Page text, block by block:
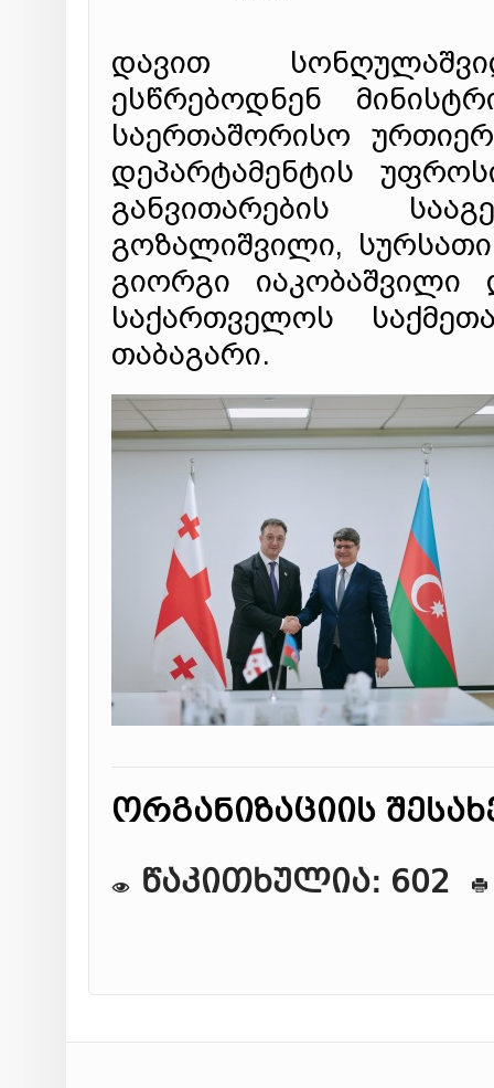
დავით
ესწრებოდნენ
საერთაშორისო
დეპარტამენტის
განვითარების
გოზალიშვილი,
გიორგი იაკობაშვილი
საქართველოს
თაბაგარი.
ორგანიზაციის
წაკითხულია: 602